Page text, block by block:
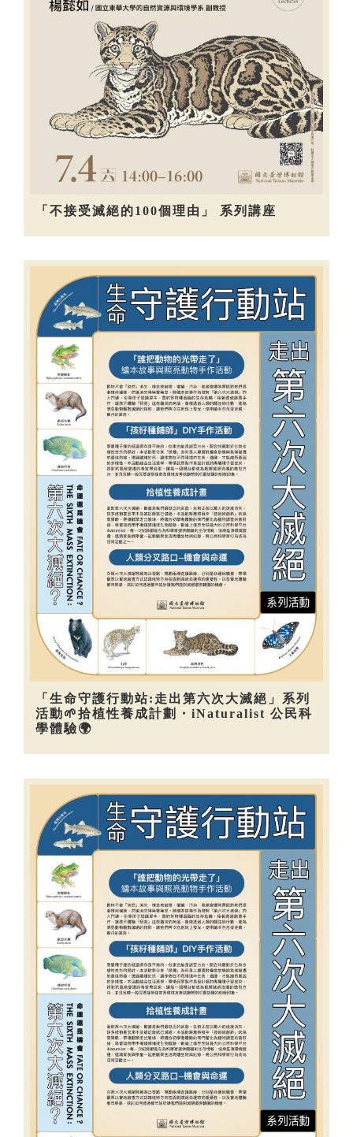
「不接受滅絕的100個理由」 系列講座
「生命守護行動站:走出第六次大滅絕」系列
活動🌱拾植性養成計劃・iNaturalist 公民科
學體驗🌍